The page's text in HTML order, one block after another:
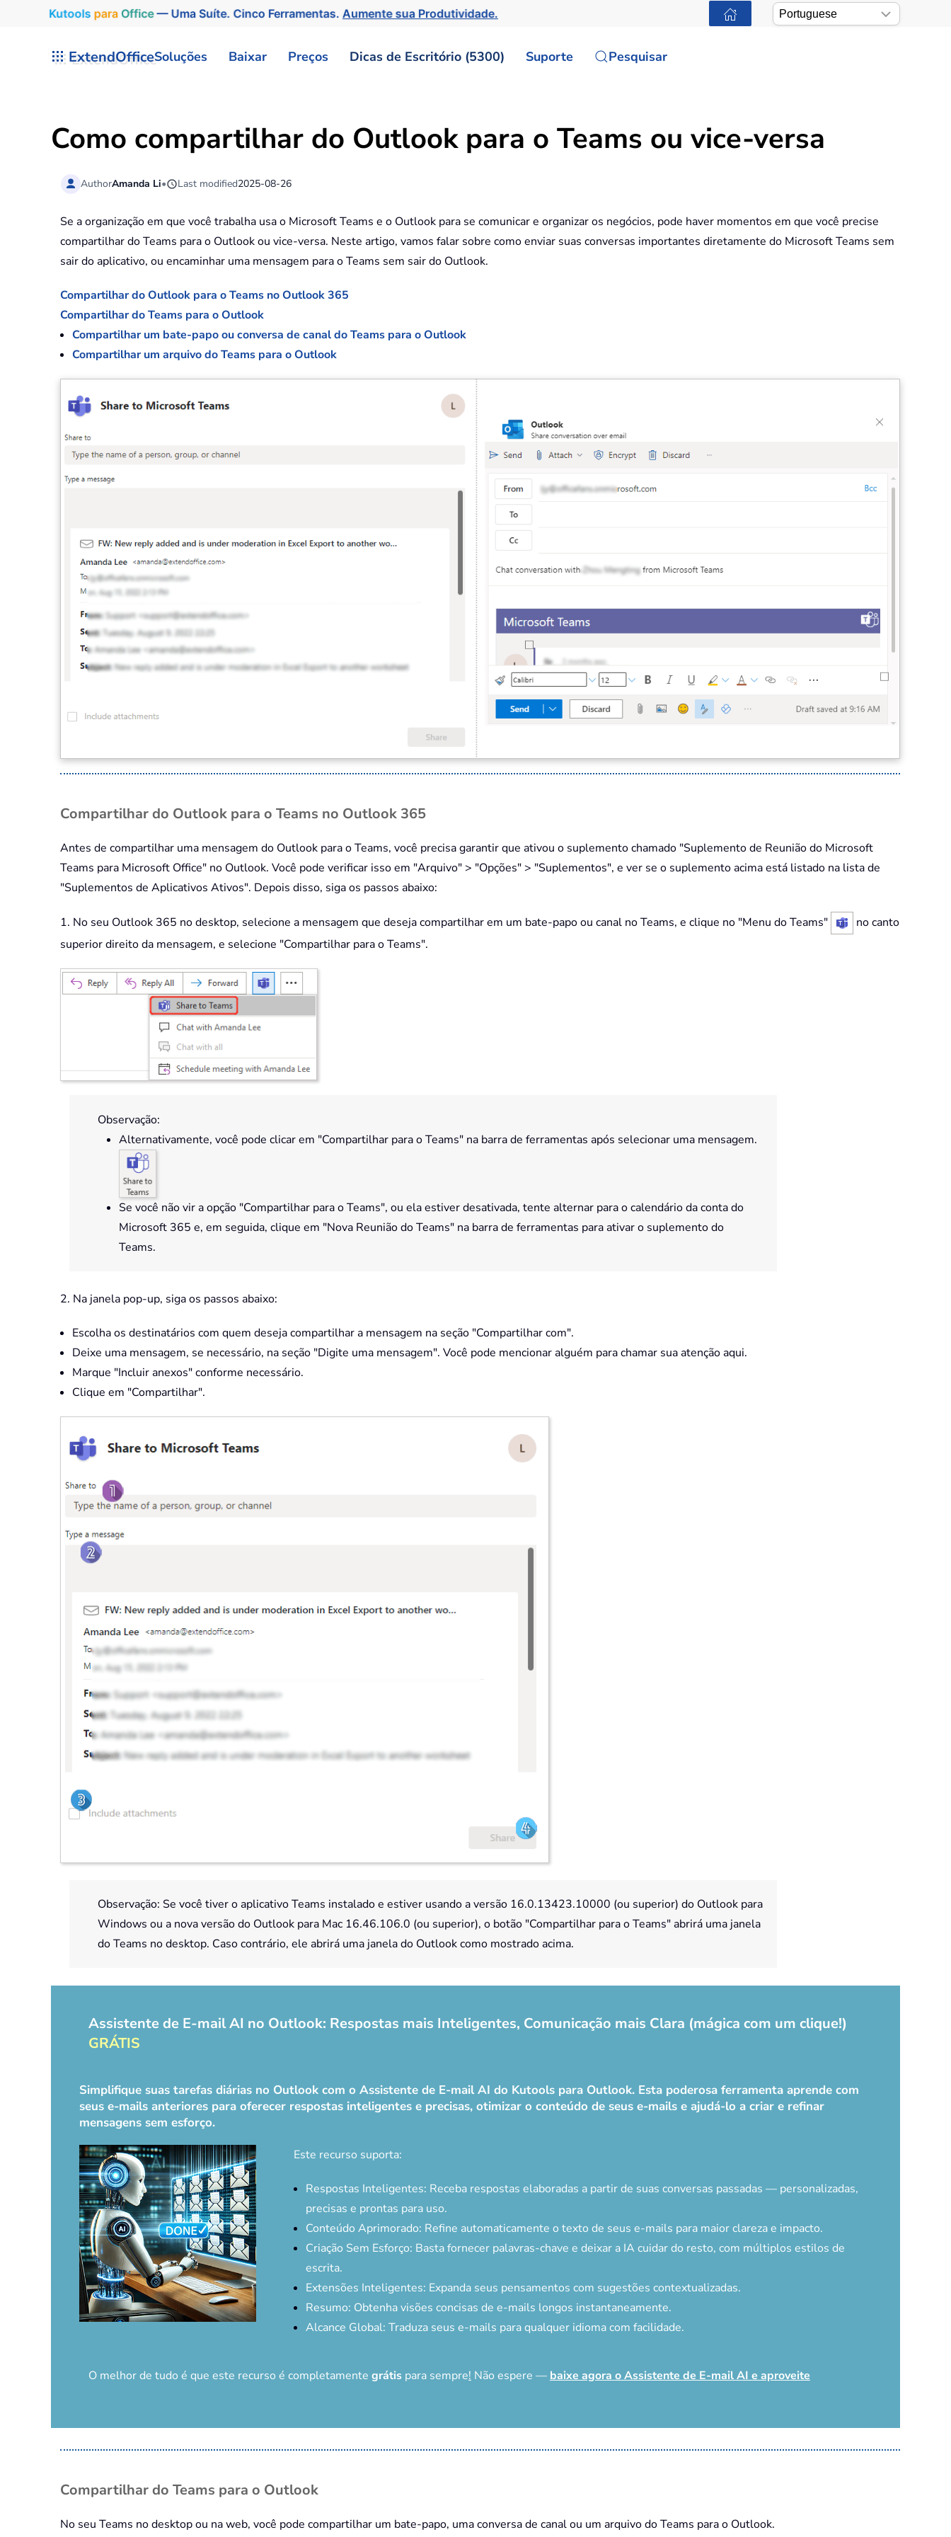
Kutools para Office— Uma Suíte. Cinco Ferramentas. Aumente sua Produtividade.
ExtendOfficeSoluções Baixar Preços Dicas de Escritório (5300) Suporte Pesquisar
Como compartilhar do Outlook para o Teams ou vice-versa
AuthorAmanda Li• Last modified2025-08-26
Se a organização em que você trabalha usa o Microsoft Teams e o Outlook para se comunicar e organizar os negócios, pode haver momentos em que você precise
compartilhar do Teams para o Outlook ou vice-versa. Neste artigo, vamos falar sobre como enviar suas conversas importantes diretamente do Microsoft Teams sem
sair do aplicativo, ou encaminhar uma mensagem para o Teams sem sair do Outlook.
Compartilhar do Outlook para o Teams no Outlook 365
Compartilhar do Teams para o Outlook
Compartilhar um bate-papo ou conversa de canal do Teams para o Outlook
Compartilhar um arquivo do Teams para o Outlook
Compartilhar do Outlook para o Teams no Outlook 365
Antes de compartilhar uma mensagem do Outlook para o Teams, você precisa garantir que ativou o suplemento chamado "Suplemento de Reunião do Microsoft
Teams para Microsoft Office" no Outlook. Você pode verificar isso em "Arquivo" > "Opções" > "Suplementos", e ver se o suplemento acima está listado na lista de
"Suplementos de Aplicativos Ativos". Depois disso, siga os passos abaixo:
1. No seu Outlook 365 no desktop, selecione a mensagem que deseja compartilhar em um bate-papo ou canal no Teams, e clique no "Menu do Teams"
no canto
superior direito da mensagem, e selecione "Compartilhar para o Teams".
Observação:
Alternativamente, você pode clicar em "Compartilhar para o Teams" na barra de ferramentas após selecionar uma mensagem.
Se você não vir a opção "Compartilhar para o Teams", ou ela estiver desativada, tente alternar para o calendário da conta do
Microsoft 365 e, em seguida, clique em "Nova Reunião do Teams" na barra de ferramentas para ativar o suplemento do
Teams.
2. Na janela pop-up, siga os passos abaixo:
Escolha os destinatários com quem deseja compartilhar a mensagem na seção "Compartilhar com".
Deixe uma mensagem, se necessário, na seção "Digite uma mensagem". Você pode mencionar alguém para chamar sua atenção aqui.
Marque "Incluir anexos" conforme necessário.
Clique em "Compartilhar".
Observação: Se você tiver o aplicativo Teams instalado e estiver usando a versão 16.0.13423.10000 (ou superior) do Outlook para
Windows ou a nova versão do Outlook para Mac 16.46.106.0 (ou superior), o botão "Compartilhar para o Teams" abrirá uma janela
do Teams no desktop. Caso contrário, ele abrirá uma janela do Outlook como mostrado acima.
Assistente de E-mail AI no Outlook: Respostas mais Inteligentes, Comunicação mais Clara (mágica com um clique!)
GRÁTIS
Simplifique suas tarefas diárias no Outlook com o Assistente de E-mail AI do Kutools para Outlook. Esta poderosa ferramenta aprende com
seus e-mails anteriores para oferecer respostas inteligentes e precisas, otimizar o conteúdo de seus e-mails e ajudá-lo a criar e refinar
mensagens sem esforço.
Este recurso suporta:
Respostas Inteligentes: Receba respostas elaboradas a partir de suas conversas passadas — personalizadas,
precisas e prontas para uso.
Conteúdo Aprimorado: Refine automaticamente o texto de seus e-mails para maior clareza e impacto.
Criação Sem Esforço: Basta fornecer palavras-chave e deixar a IA cuidar do resto, com múltiplos estilos de
escrita.
Extensões Inteligentes: Expanda seus pensamentos com sugestões contextualizadas.
Resumo: Obtenha visões concisas de e-mails longos instantaneamente.
Alcance Global: Traduza seus e-mails para qualquer idioma com facilidade.
O melhor de tudo é que este recurso é completamente grátis para sempre! Não espere — baixe agora o Assistente de E-mail AI e aproveite
Compartilhar do Teams para o Outlook
No seu Teams no desktop ou na web, você pode compartilhar um bate-papo, uma conversa de canal ou um arquivo do Teams para o Outlook.